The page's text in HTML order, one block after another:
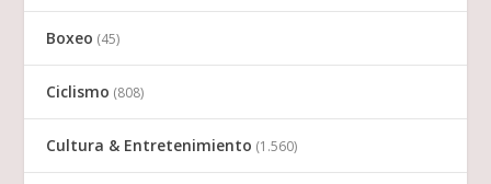
Boxeo (45)
Ciclismo (808)
Cultura & Entretenimiento (1.560)